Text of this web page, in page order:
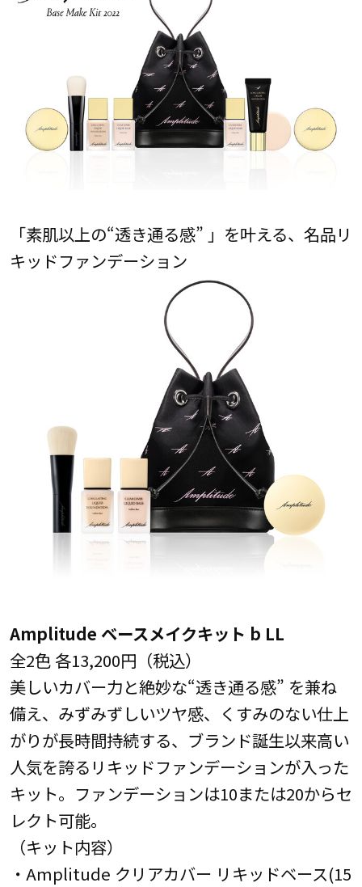
「素肌以上の“透き通る感” 」を叶える、名品リ
キッドファンデーション
Amplitude ベースメイクキット b LL
全2色 各13,200円（税込）
美しいカバー力と絶妙な“透き通る感” を兼ね
備え、みずみずしいツヤ感、くすみのない仕上
がりが長時間持続する、ブランド誕生以来高い
人気を誇るリキッドファンデーションが入った
キット。ファンデーションは10または20からセ
レクト可能。
（キット内容）
・Amplitude クリアカバー リキッドベース(15